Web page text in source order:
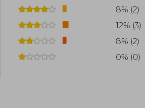
8% (2)
12% (3)
8% (2)
0% (0)